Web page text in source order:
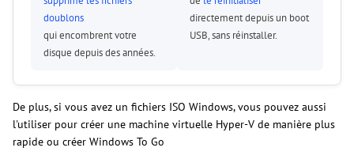
doublons
qui encombrent votre
disque depuis des années.
directement depuis un boot
USB, sans réinstaller.
De plus, si vous avez un fichiers ISO Windows, vous pouvez aussi
l'utiliser pour créer une machine virtuelle Hyper-V de manière plus
rapide ou créer Windows To Go